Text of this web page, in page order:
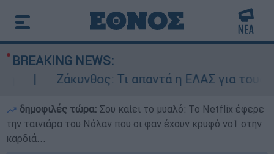
BREAKING NEWS:
Ζάκυνθος: Τι απαντά η ΕΛΑΣ για τους 8
δημοφιλές τώρα: Σου καίει το μυαλό: Το Netflix έφερε
την ταινιάρα του Νόλαν που οι φαν έχουν κρυφό νο1 στην
καρδιά...